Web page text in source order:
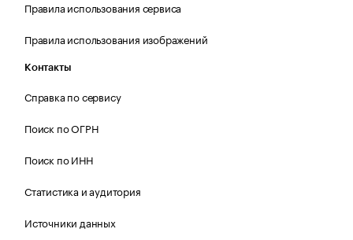
Правила использования сервиса
Правила использования изображений
Контакты
Справка по сервису
Поиск по ОГРН
Поиск по ИНН
Статистика и аудитория
Источники данных